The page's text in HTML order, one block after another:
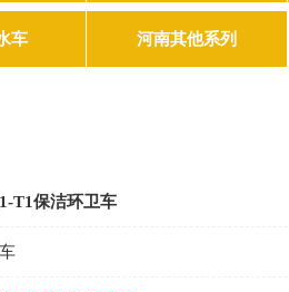
车 河南其他系列
T1保洁环卫车